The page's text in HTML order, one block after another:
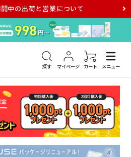
中の出荷と営業について
探す マイページ カート メニュー
メダリスト メガネ